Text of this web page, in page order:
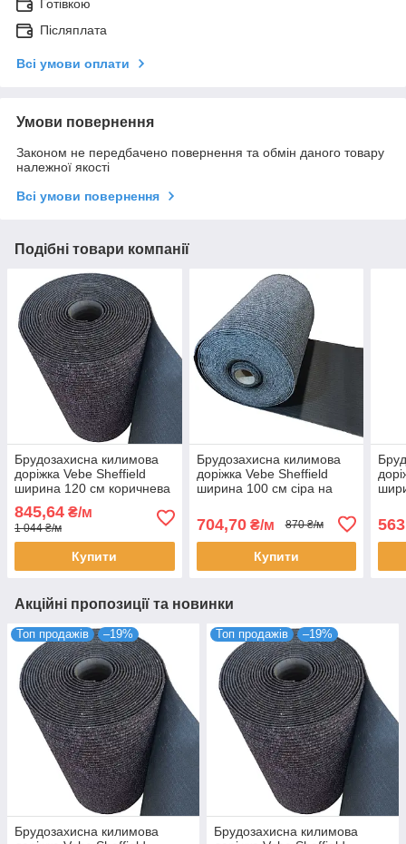
Готівкою
Післяплата
Всі умови оплати
Умови повернення
Законом не передбачено повернення та обмін даного товару
належної якості
Всі умови повернення
Подібні товари компанії
Брудозахисна килимова
доріжка Vebe Sheffield
ширина 120 см коричнева
(ціна за пог. м)
845,64 ₴/м
1 044 ₴/м
Купити
Брудозахисна килимова
доріжка Vebe Sheffield
ширина 100 см сіра на
за пог. м)
704,70₴/м 870 ₴/м
Купити
за
Акційні пропозиції та новинки
Топ продажів –19%
Брудозахисна килимова
Топ продажів –19%
Брудозахисна килимова